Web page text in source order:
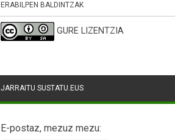
ERABILPEN BALDINTZAK
GURE LIZENTZIA
JARRAITU SUSTATU.EUS
E-postaz, mezuz mezu: